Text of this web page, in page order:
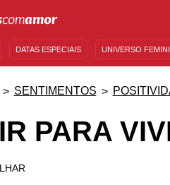
DATAS ESPECIAIS UNIVERSO
SENTIMENTOS
PARA